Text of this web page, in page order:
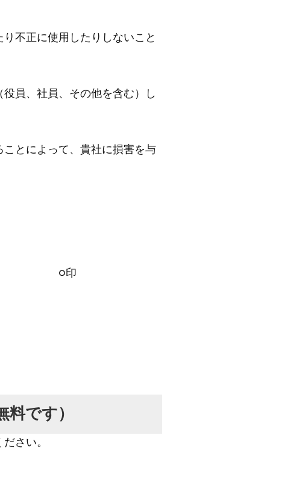
不正に使用したりしないこと
員、社員、その他を含む）し
とによって、貴社に損害を与
です）
さい。